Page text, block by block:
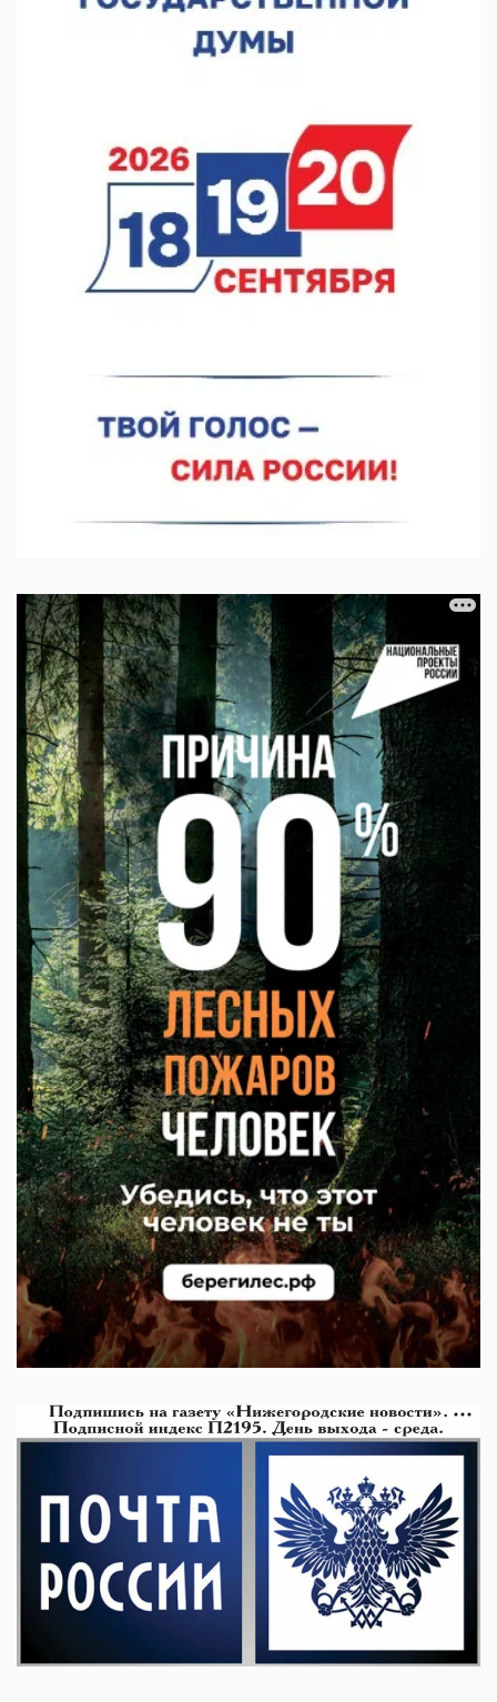
Тульские мастера и сегодня куют славу и доблесть русского
07.08.2026 10:15